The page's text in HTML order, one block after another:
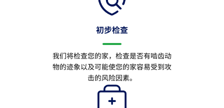
初步检查
我们将检查您的家，检查是否有啮齿动
物的迹象以及可能使您的家容易受到攻
击的风险因素。